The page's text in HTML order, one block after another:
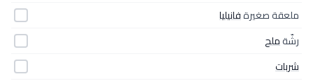
ملعقة صغيرةفانيليا
رشّةملح
شربات